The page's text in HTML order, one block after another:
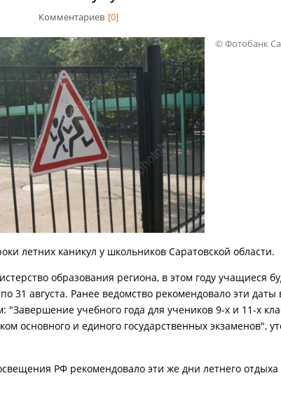
Комментариев [0]
© Фотобанк
летних каникул у школьников Саратовской области.
образования региона, в этом году учащиеся
31 августа. Ранее ведомство рекомендовало эти даты
"Завершение учебного года для учеников 9-х и 11-х
основного и единого государственных экзаменов",
РФ рекомендовало эти же дни летнего